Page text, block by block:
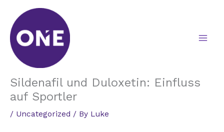
content
Sildenafil und Duloxetin: Einfluss
auf Sportler
/ Uncategorized / By Luke